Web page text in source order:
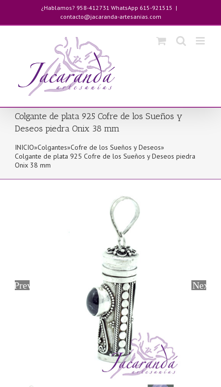
contenido
¿Hablamos? 958-412731 WhatsApp 615-921515 |
contacto@jacaranda-artesanias.com
Colgante de plata 925 Cofre de los Sueños y
Deseos piedra Onix 38 mm
INICIO»Colgantes»Cofre de los Sueños y Deseos»
Colgante de plata 925 Cofre de los Sueños y Deseos piedra
Onix 38 mm
Previous Next